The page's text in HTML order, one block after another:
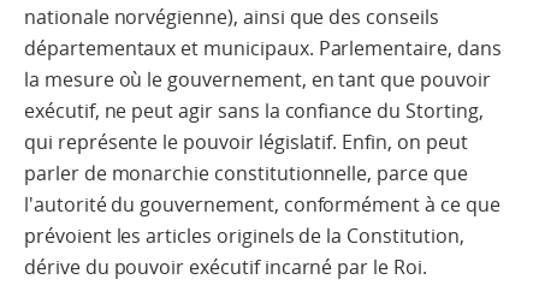
nationale norvégienne), ainsi que des conseils
départementaux et municipaux. Parlementaire, dans
la mesure où le gouvernement, en tant que pouvoir
exécutif, ne peut agir sans la confiance du Storting,
qui représente le pouvoir législatif. Enfin, on peut
parler de monarchie constitutionnelle, parce que
l'autorité du gouvernement, conformément à ce que
prévoient les articles originels de la Constitution,
dérive du pouvoir exécutif incarné par le Roi.